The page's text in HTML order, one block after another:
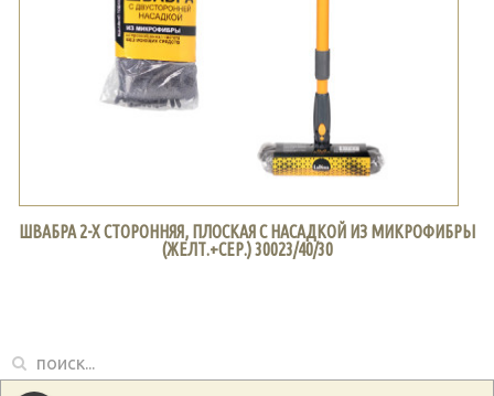
ШВАБРА 2-Х СТОРОННЯЯ, ПЛОСКАЯ С НАСАДКОЙ ИЗ МИКРОФИБРЫ
(ЖЕЛТ.+СЕР.) 30023/40/30